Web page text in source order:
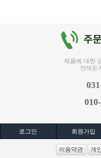
제품에 대한
언제든
로그인 회원가입
이용약관 개